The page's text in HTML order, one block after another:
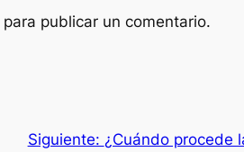
para publicar un comentario.
Siguiente: ¿Cuándo procede